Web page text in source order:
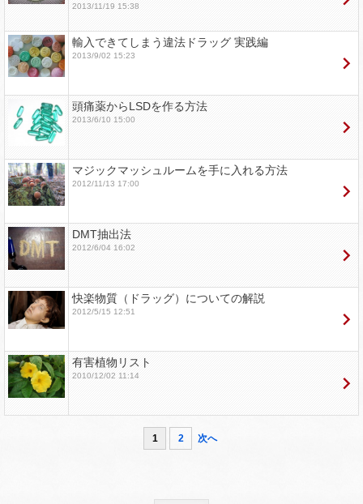
2013/11/19 15:38
輸入できてしまう違法ドラッグ 実践編
2013/9/02 15:23
頭痛薬からLSDを作る方法
2013/6/10 15:00
マジックマッシュルームを手に入れる方法
2012/11/13 17:00
DMT抽出法
2012/6/04 16:02
快楽物質（ドラッグ）についての解説
2012/5/15 12:51
有害植物リスト
2010/12/02 11:14
1 2 次へ